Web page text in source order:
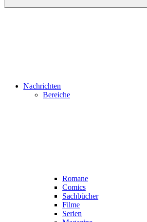
Nachrichten
Bereiche
Romane
Comics
Sachbücher
Filme
Serien